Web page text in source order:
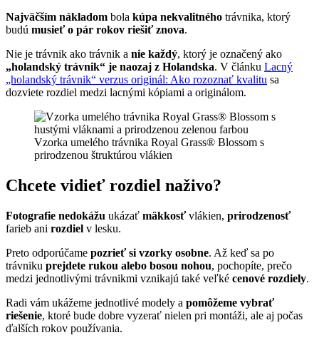
Najväčším nákladom bola kúpa nekvalitného trávnika, ktorý
budú musieť o pár rokov riešiť znova.
Nie je trávnik ako trávnik a nie každý, ktorý je označený ako
„holandský trávnik“ je naozaj z Holandska. V článku Lacný
„holandský trávnik“ verzus originál: Ako rozoznať kvalitu sa
dozviete rozdiel medzi lacnými kópiami a originálom.
Vzorka umelého trávnika Royal Grass® Blossom s
prirodzenou štruktúrou vlákien
Chcete vidieť rozdiel naživo?
Fotografie nedokážu ukázať mäkkosťvlákien, prirodzenosť
farieb ani rozdiel v lesku.
Preto odporúčame pozrieť si vzorky osobne. Až keď sa po
trávniku prejdete rukou alebo bosou nohou, pochopíte, prečo
medzi jednotlivými trávnikmi vznikajú také veľké cenové rozdiely.
Radi vám ukážeme jednotlivé modely a pomôžeme vybrať
riešenie, ktoré bude dobre vyzerať nielen pri montáži, ale aj počas
ďalších rokov používania.